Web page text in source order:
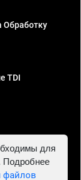
Обработку
TDI
для
Подробнее
файлов